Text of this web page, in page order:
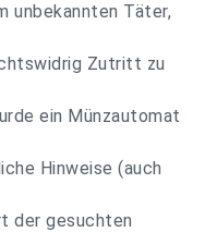
unbekannten Täter,
Zutritt zu
ein Münzautomat
Hinweise (auch
der gesuchten